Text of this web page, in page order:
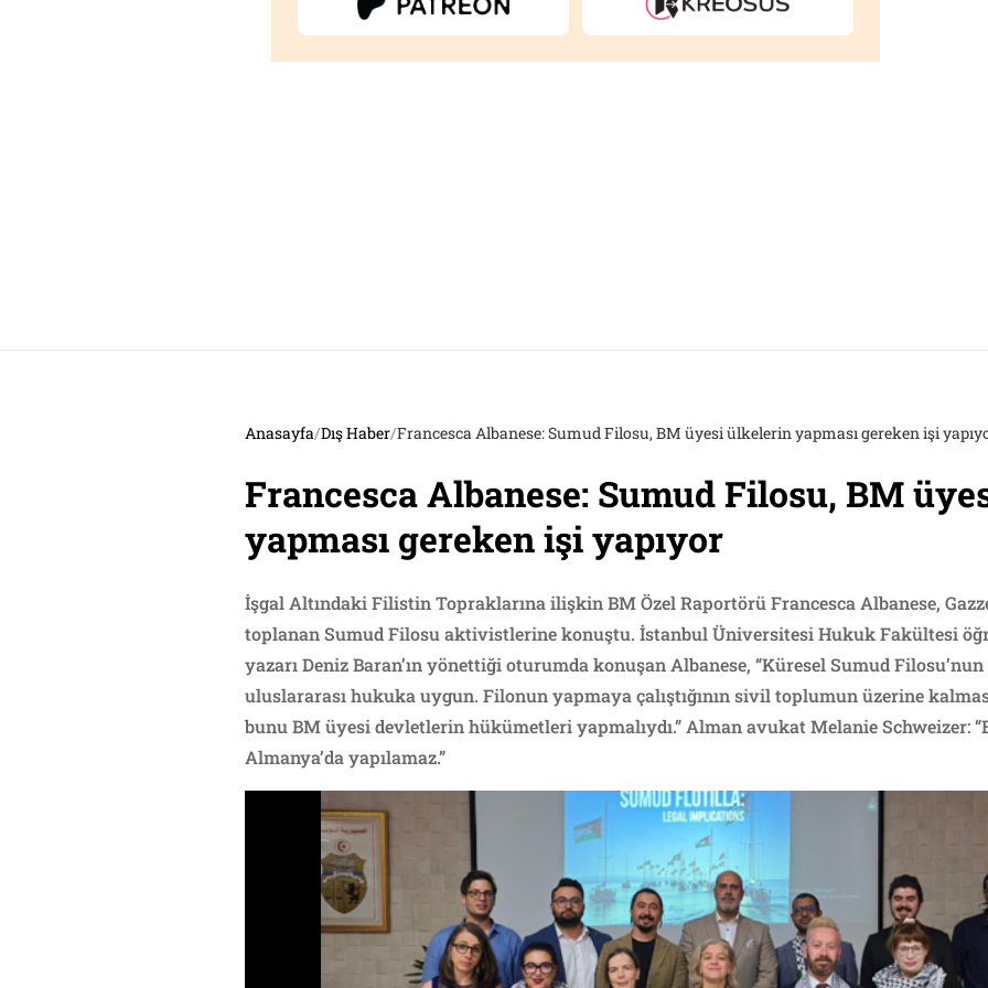
Anasayfa/Dış Haber/Francesca Albanese: Sumud Filosu, BM üyesi ülkelerin yapması gereken işi
Francesca Albanese: Sumud Filosu, BM
yapması gereken işi yapıyor
İşgal Altındaki Filistin Topraklarına ilişkin BM Özel Raportörü Francesca Albanese,
toplanan Sumud Filosu aktivistlerine konuştu. İstanbul Üniversitesi Hukuk Fakültesi
yazarı Deniz Baran’ın yönettiği oturumda konuşan Albanese, “Küresel Sumud
uluslararası hukuka uygun. Filonun yapmaya çalıştığının sivil toplumun üzerine
bunu BM üyesi devletlerin hükümetleri yapmalıydı.” Alman avukat Melanie Schweizer:
Almanya’da yapılamaz.”